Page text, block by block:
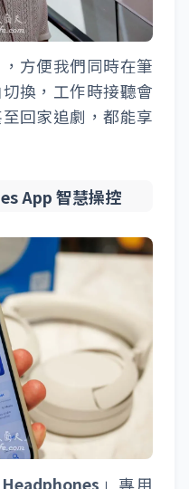
方便我們同時在筆
換，工作時接聽會
回家追劇，都能享
App 智慧操控
」專用